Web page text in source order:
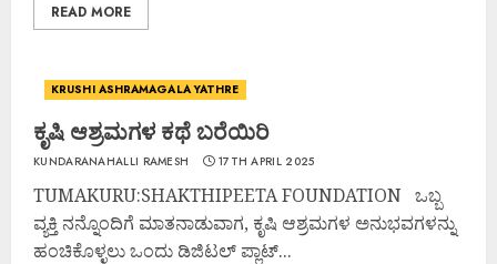
READ MORE
KRUSHI ASHRAMAGALA YATHRE
ಕೃಷಿ ಆಶ್ರಮಗಳ ಕಥೆ ಬರೆಯಿರಿ
KUNDARANAHALLI RAMESH 17TH APRIL 2025
TUMAKURU:SHAKTHIPEETA FOUNDATION ಒಬ್ಬ
ವ್ಯಕ್ತಿ ನನ್ನೊಂದಿಗೆ ಮಾತನಾಡುವಾಗ, ಕೃಷಿ ಆಶ್ರಮಗಳ ಅನುಭವಗಳನ್ನು
ಹಂಚಿಕೊಳ್ಳಲು ಒಂದು ಡಿಜಿಟಲ್ ಪ್ಲಾಟ್...